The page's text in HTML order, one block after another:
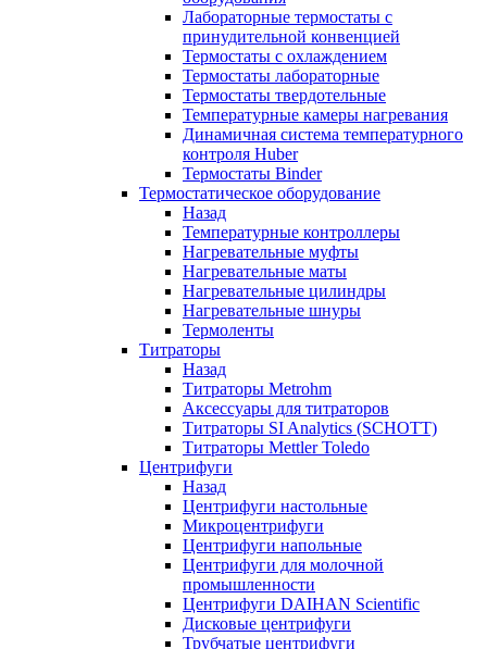
Лабораторные термостаты с
принудительной конвенцией
Термостаты с охлаждением
Термостаты лабораторные
Термостаты твердотельные
Температурные камеры нагревания
Динамичная система температурного
контроля Huber
Термостаты Binder
Термостатическое оборудование
Назад
Температурные контроллеры
Нагревательные муфты
Нагревательные маты
Нагревательные цилиндры
Нагревательные шнуры
Термоленты
Титраторы
Назад
Титраторы Metrohm
Аксессуары для титраторов
Титраторы SI Analytics (SCHOTT)
Титраторы Mettler Toledo
Центрифуги
Назад
Центрифуги настольные
Микроцентрифуги
Центрифуги напольные
Центрифуги для молочной
промышленности
Центрифуги DAIHAN Scientific
Дисковые центрифуги
Трубчатые центрифуги